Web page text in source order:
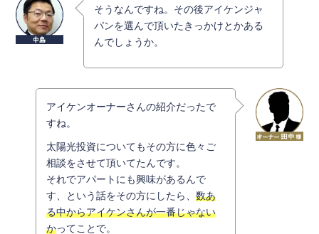
そうなんですね。その後アイケンジャ
パンを選んで頂いたきっかけとかある
んでしょうか。
アイケンオーナーさんの紹介だったで
すね。
太陽光投資についてもその方に色々ご
相談をさせて頂いてたんです。
それでアパートにも興味があるんで
す、という話をその方にしたら、数あ
る中からアイケンさんが一番じゃない
かってことで。